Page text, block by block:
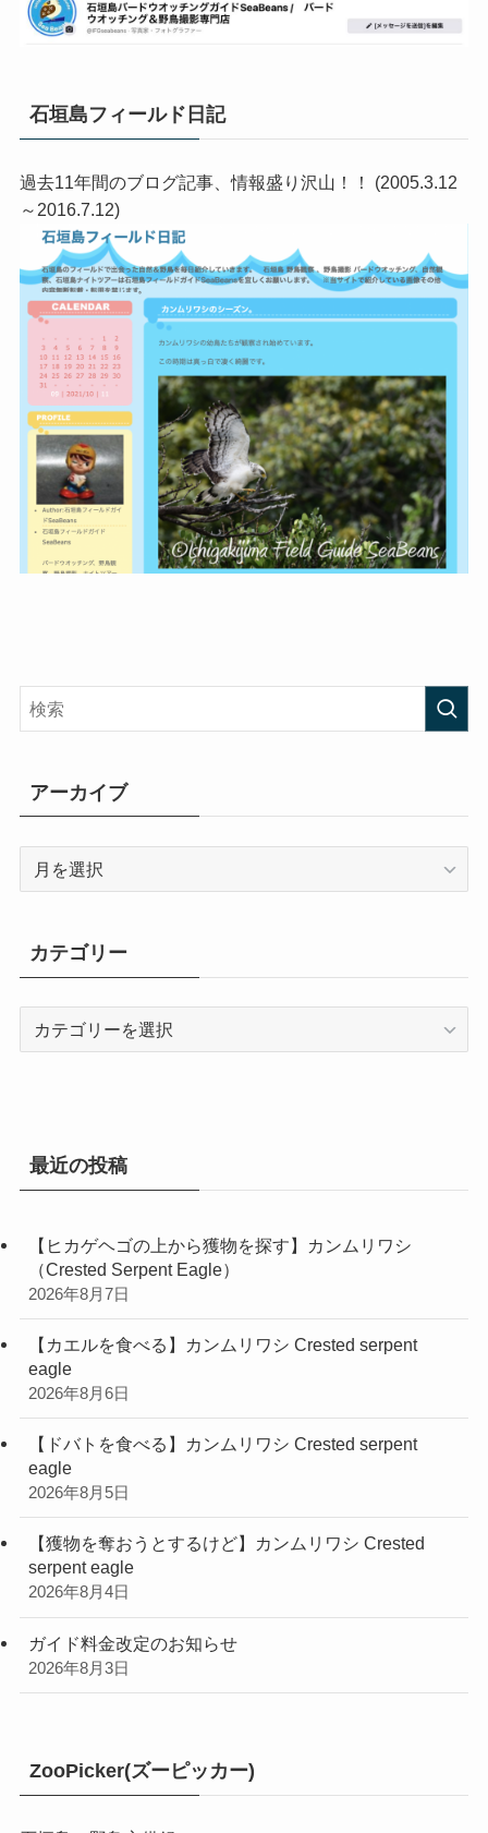
石垣島フィールド日記
過去11年間のブログ記事、情報盛り沢山！！ (2005.3.12
～2016.7.12)
アーカイブ
ブ
カテゴリー
最近の投稿
【ヒカゲヘゴの上から獲物を探す】カンムリワシ
（Crested Serpent Eagle）
2026年8月7日
【カエルを食べる】カンムリワシ Crested serpent
eagle
2026年8月6日
【ドバトを食べる】カンムリワシ Crested serpent
eagle
2026年8月5日
【獲物を奪おうとするけど】カンムリワシ Crested
serpent eagle
2026年8月4日
ガイド料金改定のお知らせ
2026年8月3日
ZooPicker(ズーピッカー)